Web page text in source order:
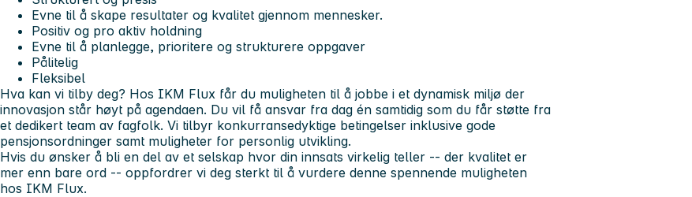
Evne til å skape resultater og kvalitet gjennom mennesker.
Positiv og pro aktiv holdning
Evne til å planlegge, prioritere og strukturere oppgaver
Pålitelig
Fleksibel
Hva kan vi tilby deg? Hos IKM Flux får du muligheten til å jobbe i et dynamisk miljø der
innovasjon står høyt på agendaen. Du vil få ansvar fra dag én samtidig som du får støtte fra
et dedikert team av fagfolk. Vi tilbyr konkurransedyktige betingelser inklusive gode
pensjonsordninger samt muligheter for personlig utvikling.
Hvis du ønsker å bli en del av et selskap hvor din innsats virkelig teller -- der kvalitet er
mer enn bare ord -- oppfordrer vi deg sterkt til å vurdere denne spennende muligheten
hos IKM Flux.